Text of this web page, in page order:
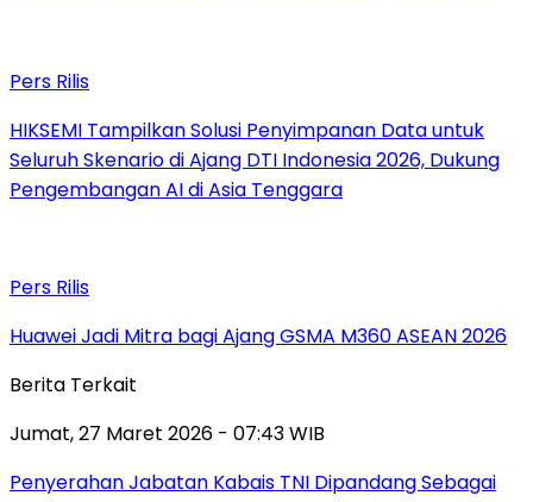
Pers Rilis
HIKSEMI Tampilkan Solusi Penyimpanan Data untuk
Seluruh Skenario di Ajang DTI Indonesia 2026, Dukung
Pengembangan AI di Asia Tenggara
Pers Rilis
Huawei Jadi Mitra bagi Ajang GSMA M360 ASEAN 2026
Berita Terkait
Jumat, 27 Maret 2026 - 07:43 WIB
Penyerahan Jabatan Kabais TNI Dipandang Sebagai